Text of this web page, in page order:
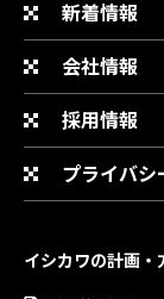
新着情報
会社情報
採用情報
プライバシ
イシカワの計画・